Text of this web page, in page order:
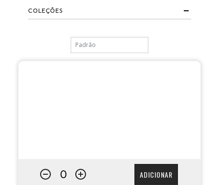
ADICIONAR
COLEÇÕES